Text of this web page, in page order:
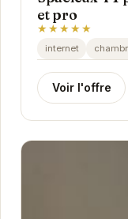
et pro
★★★★★
internet
Voir l'offre